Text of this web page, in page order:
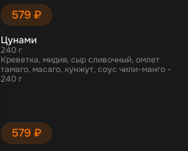
579 ₽
Цунами
240 г
Креветка, мидия, сыр сливочный, омлет
тамаго, масаго, кунжут, соус чили-манго -
240 г
579 ₽